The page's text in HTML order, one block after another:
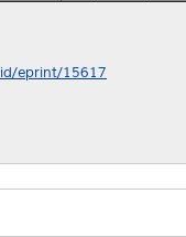
eprint/15617